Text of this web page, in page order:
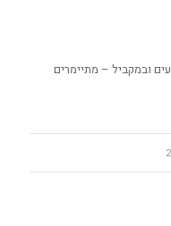
ובמקביל – מתיימרים